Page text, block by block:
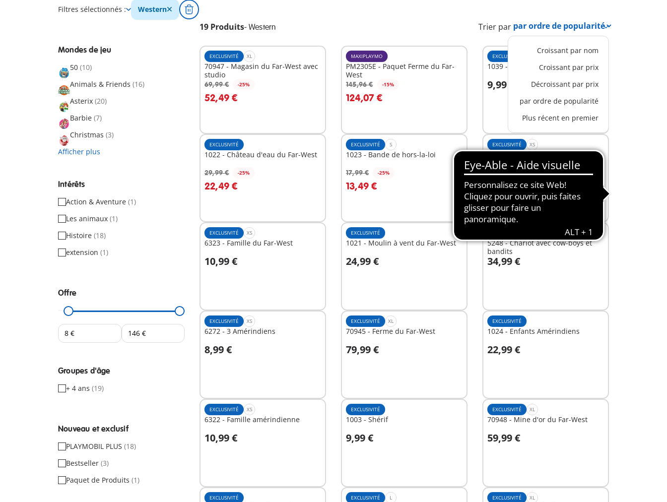
Filtres sélectionnés : Western
19 Produits- Western Trier par
Croissant par nom
Croissant par prix
Décroissant par prix
par ordre de popularité
Plus récent en premier
Mondes de jeu
50 (10)
Animals & Friends (16)
Asterix (20)
Barbie (7)
Christmas (3)
Afficher plus
Intérêts
Action & Aventure (1)
Les animaux (1)
Histoire (18)
extension (1)
Offre
Groupes d'âge
+ 4 ans (19)
Nouveau et exclusif
PLAYMOBIL PLUS (18)
Bestseller (3)
Paquet de Produits (1)
EXCLUSIVITÉ XL
70947 - Magasin du Far-West avec
studio
69,99 € -25%
52,49 €
MAXIPLAYMO
PM2305E - Paquet Ferme du Far-
West
145,96 € -15%
124,07 €
EXCLUSIVITÉ
1039 - Palissades
9,99 €
Au panier
EXCLUSIVITÉ
1022 - Château d'eau du Far-West
29,99 € -25%
22,49 €
EXCLUSIVITÉ S
1023 - Bande de hors-la-loi
17,99 € -25%
13,49 €
EXCLUSIVITÉ XS
6278 - 3 cow-boys
8,99 €
Au panier
EXCLUSIVITÉ XS
6323 - Famille du Far-West
10,99 €
Au panier
EXCLUSIVITÉ
1021 - Moulin à vent du Far-West
24,99 €
Au panier
5248 - Chariot avec cow-boys et
bandits
34,99 €
Au panier
EXCLUSIVITÉ XS
6272 - 3 Amérindiens
8,99 €
Au panier
EXCLUSIVITÉ XL
70945 - Ferme du Far-West
79,99 €
Au panier
EXCLUSIVITÉ
1024 - Enfants Amérindiens
22,99 €
Au panier
EXCLUSIVITÉ XS
6322 - Famille amérindienne
10,99 €
Au panier
EXCLUSIVITÉ
1003 - Shérif
9,99 €
Au panier
EXCLUSIVITÉ XL
70948 - Mine d'or du Far-West
59,99 €
Au panier
EXCLUSIVITÉ EXCLUSIVITÉ L EXCLUSIVITÉ XL